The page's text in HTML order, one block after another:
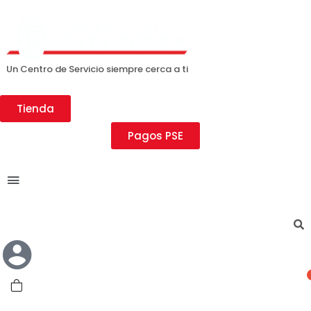
Un Centro de Servicio siempre cerca a ti
Tienda
Pagos PSE